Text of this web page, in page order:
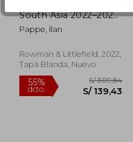
55%
dcto.
S/ 167,50
S/ 75,38
South Asia 2022–2023
(World Today
(Stryker)) (en Inglés)
Pappe, Ilan
Rowman & Littlefield, 2022,
Tapa Blanda, Nuevo